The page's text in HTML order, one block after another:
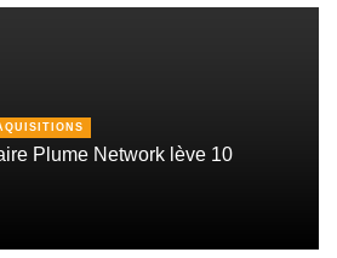
Plume Network lève 10